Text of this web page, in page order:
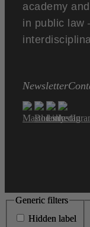
academy
in public law
Newsletter
Generic filters
Hidden label
Generic filters
Hidden label